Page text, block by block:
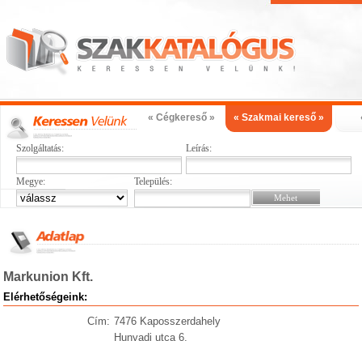
« Cégkereső » « Szakmai kereső »
Szolgáltatás: Leírás:
Megye: Település:
Markunion Kft.
Elérhetőségeink:
Cím: 7476 Kaposszerdahely
Hunyadi utca 6.